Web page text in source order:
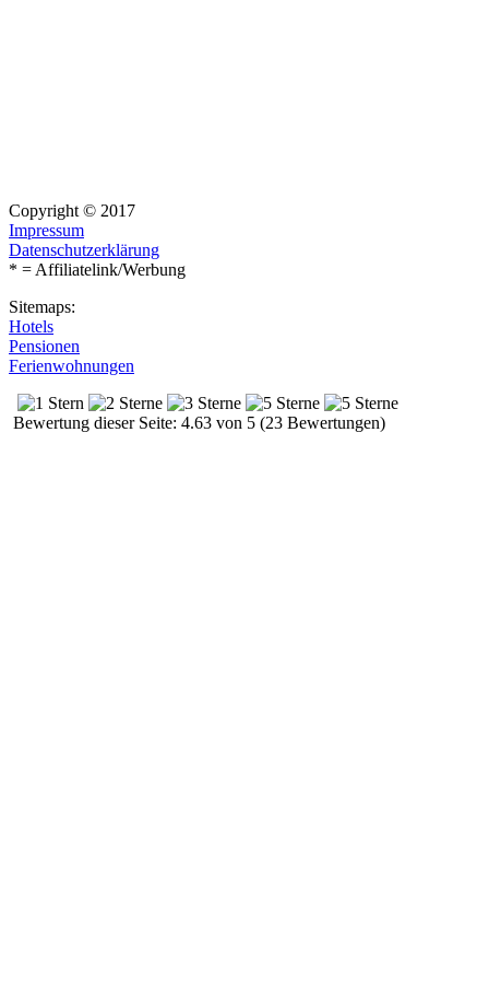
Copyright © 2017
Impressum
Datenschutzerklärung
* = Affiliatelink/Werbung
Sitemaps:
Hotels
Pensionen
Ferienwohnungen
Bewertung dieser Seite: 4.63 von 5 (23 Bewertungen)